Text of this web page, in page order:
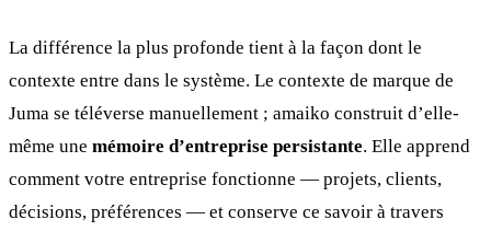
La différence la plus profonde tient à la façon dont le
contexte entre dans le système. Le contexte de marque de
Juma se téléverse manuellement ; amaiko construit d’elle-
même une mémoire d’entreprise persistante. Elle apprend
comment votre entreprise fonctionne — projets, clients,
décisions, préférences — et conserve ce savoir à travers